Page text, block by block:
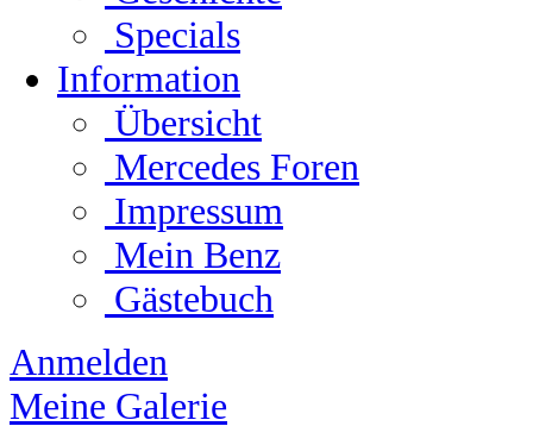
Specials
Information
Übersicht
Mercedes Foren
Impressum
Mein Benz
Gästebuch
Anmelden
Meine Galerie